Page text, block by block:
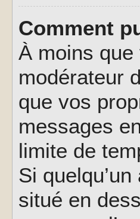
Comment
À moins
modérateur
que vos
messages
limite de
Si
situé en